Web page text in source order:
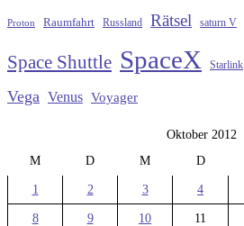
Proton Raumfahrt Russland Rätsel saturn V
Space Shuttle SpaceX Starlink
Vega Venus Voyager
Oktober 2012
M
D M D
1 2 3 4
8 9 10 11